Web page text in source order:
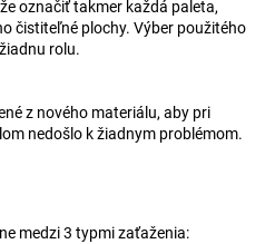
označiť takmer každá paleta,
čistiteľné plochy. Výber použitého
rolu.
z nového materiálu, aby pri
nedošlo k žiadnym problémom.
medzi 3 typmi zaťaženia: